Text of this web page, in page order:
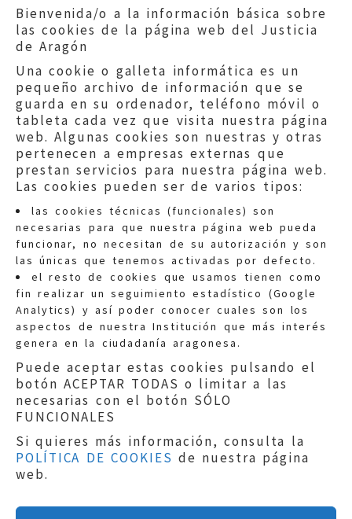
Bienvenida/o a la información básica sobre
las cookies de la página web del Justicia
de Aragón
Una cookie o galleta informática es un
pequeño archivo de información que se
guarda en su ordenador, teléfono móvil o
tableta cada vez que visita nuestra página
web. Algunas cookies son nuestras y otras
pertenecen a empresas externas que
prestan servicios para nuestra página web.
Las cookies pueden ser de varios tipos:
las cookies técnicas (funcionales) son
necesarias para que nuestra página web pueda
funcionar, no necesitan de su autorización y son
las únicas que tenemos activadas por defecto.
el resto de cookies que usamos tienen como
fin realizar un seguimiento estadístico (Google
Analytics) y así poder conocer cuales son los
aspectos de nuestra Institución que más interés
genera en la ciudadanía aragonesa.
Puede aceptar estas cookies pulsando el
botón ACEPTAR TODAS o limitar a las
necesarias con el botón SÓLO
FUNCIONALES
Si quieres más información, consulta la
POLÍTICA DE COOKIES de nuestra página
web.
Quejas:quejas@eljusticiadearagon.es
Información general:
informacion@eljusticiadearagon.es
Teléfonos:900 210 210/
Aviso legal|Política de privacidad|
Protección de Datos